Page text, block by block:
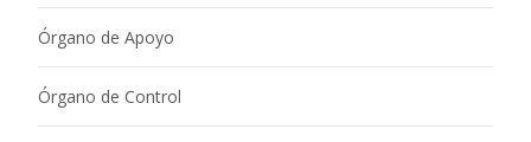
Órgano de Apoyo
Órgano de Control